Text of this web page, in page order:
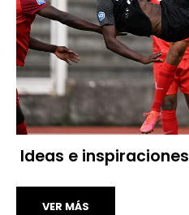
Ideas e inspiraciones
VER MÁS